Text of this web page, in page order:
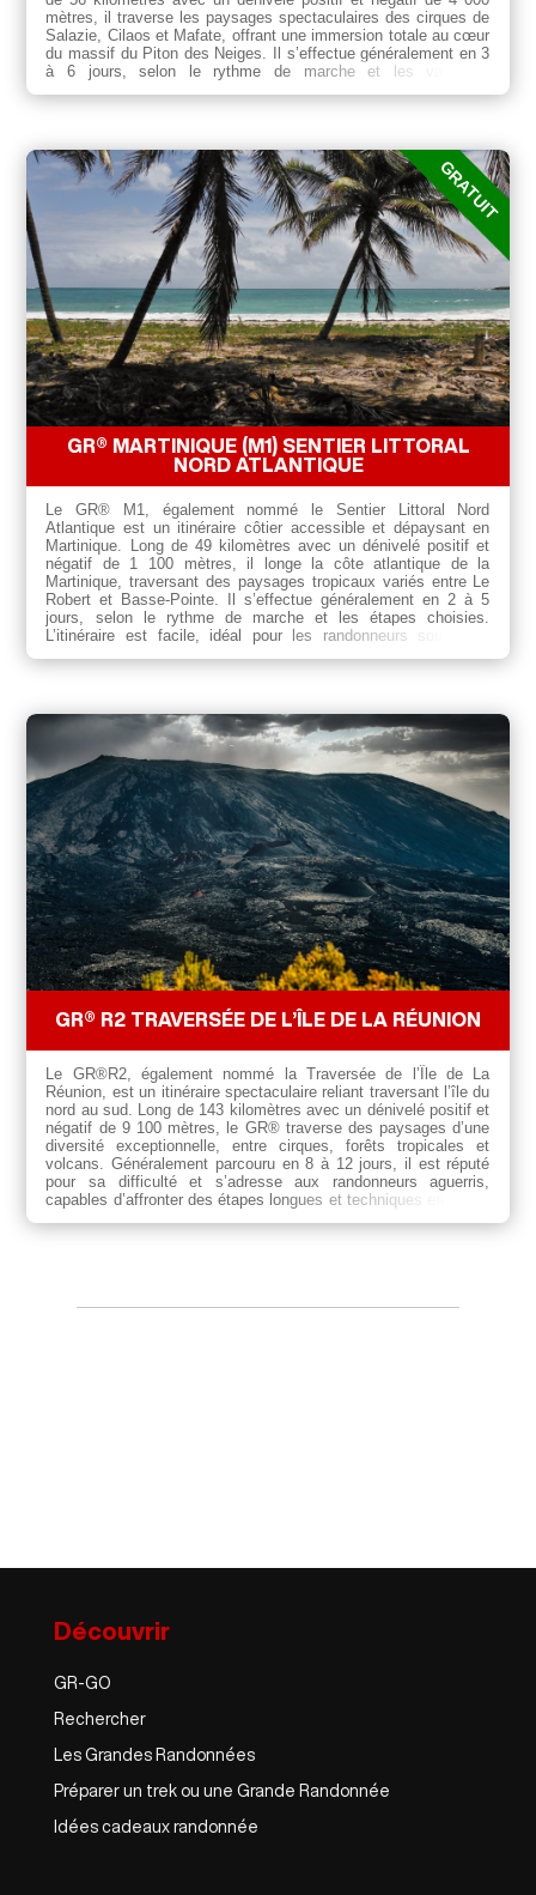
mètres, il traverse les paysages spectaculaires des cirques de
Salazie, Cilaos et Mafate, offrant une immersion totale au cœur
du massif du Piton des Neiges. Il s’effectue généralement en 3
à 6 jours, selon le rythme de marche et les variantes
GR® MARTINIQUE (M1) SENTIER LITTORAL
NORD ATLANTIQUE
Le GR® M1, également nommé le Sentier Littoral Nord
Atlantique est un itinéraire côtier accessible et dépaysant en
Martinique. Long de 49 kilomètres avec un dénivelé positif et
négatif de 1 100 mètres, il longe la côte atlantique de la
Martinique, traversant des paysages tropicaux variés entre Le
Robert et Basse-Pointe. Il s’effectue généralement en 2 à 5
jours, selon le rythme de marche et les étapes choisies.
L’itinéraire est facile, idéal pour les randonneurs souhaitant
GR® R2 TRAVERSÉE DE L’ÎLE DE LA RÉUNION
Le GR®R2, également nommé la Traversée de l’Île de La
Réunion, est un itinéraire spectaculaire reliant traversant l’île du
nord au sud. Long de 143 kilomètres avec un dénivelé positif et
négatif de 9 100 mètres, le GR® traverse des paysages d’une
diversité exceptionnelle, entre cirques, forêts tropicales et
volcans. Généralement parcouru en 8 à 12 jours, il est réputé
pour sa difficulté et s’adresse aux randonneurs aguerris,
capables d’affronter des étapes longues et techniques en milieu
Découvrir
GR-GO
Rechercher
Les Grandes Randonnées
Préparer un trek ou une Grande Randonnée
Idées cadeaux randonnée